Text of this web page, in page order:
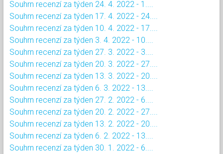
Souhrn recenzí za týden 24. 4. 2022 - 1....
Souhrn recenzí za týden 17. 4. 2022 - 24....
Souhrn recenzí za týden 10. 4. 2022 - 17....
Souhrn recenzí za týden 3. 4. 2022 - 10....
Souhrn recenzí za týden 27. 3. 2022 - 3....
Souhrn recenzí za týden 20. 3. 2022 - 27....
Souhrn recenzí za týden 13. 3. 2022 - 20....
Souhrn recenzí za týden 6. 3. 2022 - 13....
Souhrn recenzí za týden 27. 2. 2022 - 6....
Souhrn recenzí za týden 20. 2. 2022 - 27....
Souhrn recenzí za týden 13. 2. 2022 - 20....
Souhrn recenzí za týden 6. 2. 2022 - 13....
Souhrn recenzí za týden 30. 1. 2022 - 6....